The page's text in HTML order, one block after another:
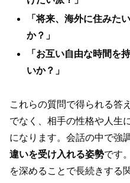
「将来、海外に住みた
か？」
「お互い自由な時間を
いか？」
これらの質問で得られる答
でなく、相手の性格や人生
になります。会話の中で強
違いを受け入れる姿勢です
を深めることで長続きする